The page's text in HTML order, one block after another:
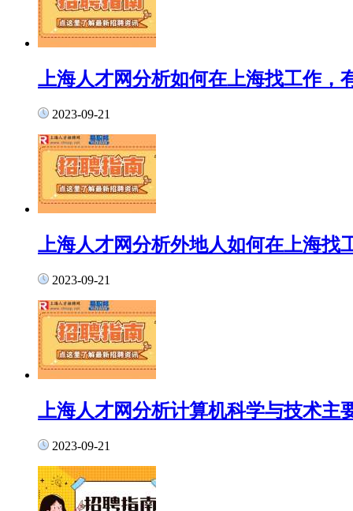
上海人才网分析如何在上海找工作，
2023-09-21
上海人才网分析外地人如何在上海找
2023-09-21
上海人才网分析计算机科学与技术主
2023-09-21